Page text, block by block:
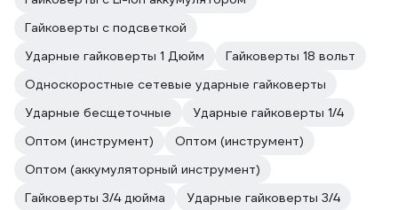
Гайковерты с подсветкой
Ударные гайковерты 1 Дюйм
Гайковерты 18 вольт
Односкоростные сетевые ударные гайковерты
Ударные бесщеточные
Ударные гайковерты 1/4
Оптом (инструмент)
Оптом (инструмент)
Оптом (аккумуляторный инструмент)
Гайковерты 3/4 дюйма
Ударные гайковерты 3/4